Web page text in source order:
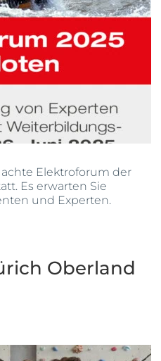
Elektroforum der
Es erwarten Sie
und Experten.
Oberland